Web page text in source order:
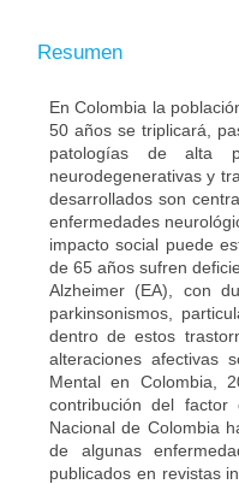
Resumen
En Colombia la
50 años se triplicará,
patologías de alta
neurodegenerativas y
desarrollados son
enfermedades
impacto social puede
de 65 años sufren
Alzheimer (EA), con
parkinsonismos,
dentro de estos
alteraciones afectivas
Mental en Colombia,
contribución del
Nacional de Colombia
de algunas
publicados en revistas